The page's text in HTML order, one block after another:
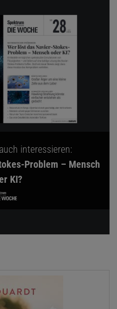
interessieren:
Problem – Mensch
KI?